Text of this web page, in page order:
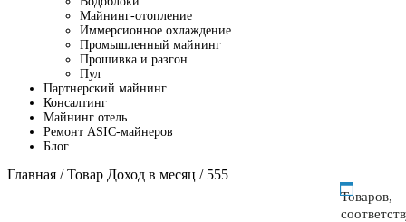
Майнинг-отопление
Иммерсионное охлаждение
Промышленный майнинг
Прошивка и разгон
Пул
Партнерский майнинг
Консалтинг
Майнинг отель
Ремонт ASIC-майнеров
Блог
Главная / Товар Доход в месяц / 555
Товаров,